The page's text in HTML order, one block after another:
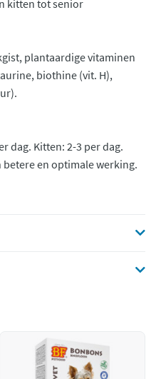
kitten tot senior
plantaardige vitaminen
biothine (vit. H),
dag. Kitten: 2-3 per dag.
en optimale werking.